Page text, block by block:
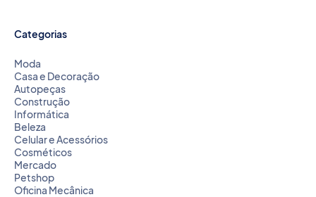
Categorias
Moda
Casa e Decoração
Autopeças
Construção
Informática
Beleza
Celular e Acessórios
Cosméticos
Mercado
Petshop
Oficina Mecânica